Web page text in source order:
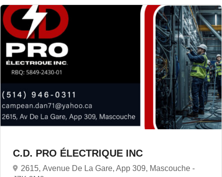
C.D. PRO ÉLECTRIQUE INC
2615, Avenue De La Gare, App 309, Mascouche -